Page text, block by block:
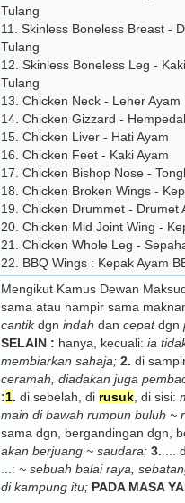
Tulang
11. Skinless Boneless Breast -
Tulang
12. Skinless Boneless Leg -
Tulang
13. Chicken Neck - Leher Ayam
14. Chicken Gizzard -
15. Chicken Liver - Hati Ayam
16. Chicken Feet - Kaki Ayam
17. Chicken Bishop Nose -
18. Chicken Broken Wings -
19. Chicken Drummet - Drumet
20. Chicken Mid Joint Wing -
21. Chicken Whole Leg -
22. BBQ Wings : Kepak Ayam
Mengikut Kamus Dewan
sama atau hampir sama
cantikdgn indah dan cepatdgn
SELAIN : hanya, kecuali: ia
membiarkan sahaja; 2. di
ceramah, diadakan juga
:1. di sebelah, di rusuk , di sisi:
main di bawah rumpun buluh ~
sama dgn, bergandingan dgn,
akan berjuang ~ saudara; 3.
...
...: ~ sebuah balai raya,
di kampung itu; PADA MASA